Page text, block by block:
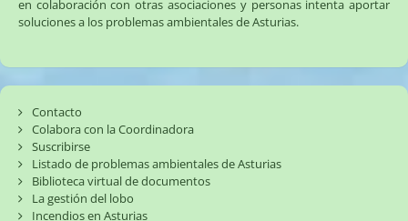
en colaboración con otras asociaciones y personas intenta aportar
soluciones a los problemas ambientales de Asturias.
Contacto
Colabora con la Coordinadora
Suscribirse
Listado de problemas ambientales de Asturias
Biblioteca virtual de documentos
La gestión del lobo
Incendios en Asturias